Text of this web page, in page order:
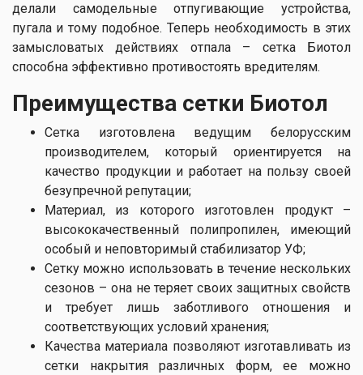
делали самодельные отпугивающие устройства,
пугала и тому подобное. Теперь необходимость в этих
замысловатых действиях отпала – сетка Биотол
способна эффективно противостоять вредителям.
Преимущества сетки Биотол
Сетка изготовлена ведущим белорусским
производителем, который ориентируется на
качество продукции и работает на пользу своей
безупречной репутации;
Материал, из которого изготовлен продукт –
высококачественный полипропилен, имеющий
особый и неповторимый стабилизатор УФ;
Сетку можно использовать в течение нескольких
сезонов – она не теряет своих защитных свойств
и требует лишь заботливого отношения и
соответствующих условий хранения;
Качества материала позволяют изготавливать из
сетки накрытия различных форм, ее можно